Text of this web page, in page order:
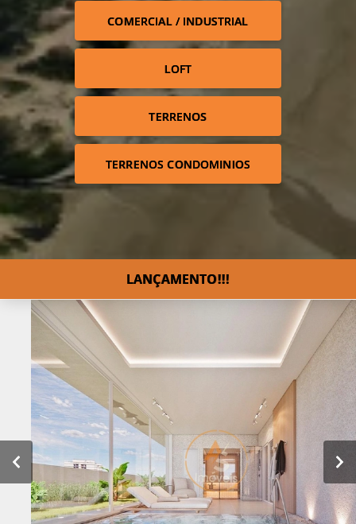
COMERCIAL / INDUSTRIAL
LOFT
TERRENOS
TERRENOS CONDOMINIOS
LANÇAMENTO!!!